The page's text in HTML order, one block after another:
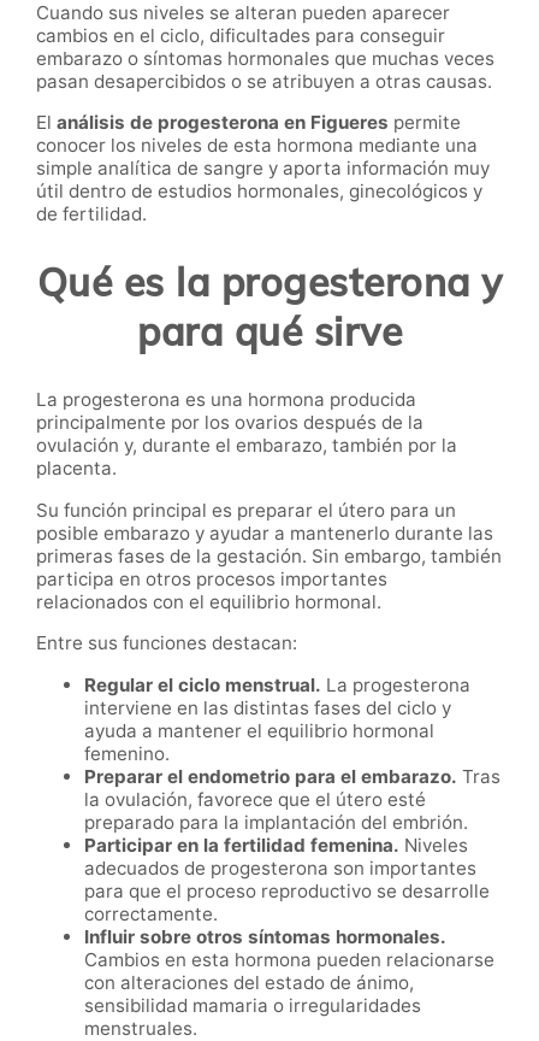
Cuando sus niveles se alteran pueden aparecer
cambios en el ciclo, dificultades para conseguir
embarazo o síntomas hormonales que muchas veces
pasan desapercibidos o se atribuyen a otras causas.
El análisis de progesterona en Figueres permite
conocer los niveles de esta hormona mediante una
simple analítica de sangre y aporta información muy
útil dentro de estudios hormonales, ginecológicos y
de fertilidad.
Qué es la progesterona y
para qué sirve
La progesterona es una hormona producida
principalmente por los ovarios después de la
ovulación y, durante el embarazo, también por la
placenta.
Su función principal es preparar el útero para un
posible embarazo y ayudar a mantenerlo durante las
primeras fases de la gestación. Sin embargo, también
participa en otros procesos importantes
relacionados con el equilibrio hormonal.
Entre sus funciones destacan:
Regular el ciclo menstrual. La progesterona
interviene en las distintas fases del ciclo y
ayuda a mantener el equilibrio hormonal
femenino.
Preparar el endometrio para el embarazo. Tras
la ovulación, favorece que el útero esté
preparado para la implantación del embrión.
Participar en la fertilidad femenina. Niveles
adecuados de progesterona son importantes
para que el proceso reproductivo se desarrolle
correctamente.
Influir sobre otros síntomas hormonales.
Cambios en esta hormona pueden relacionarse
con alteraciones del estado de ánimo,
sensibilidad mamaria o irregularidades
menstruales.